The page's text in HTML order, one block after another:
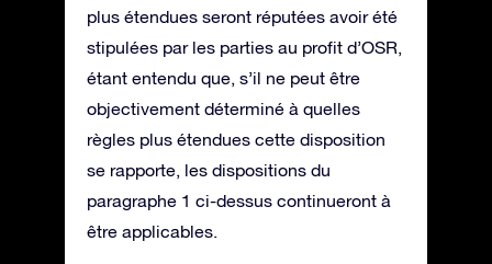
plus étendues seront réputées avoir été
stipulées par les parties au profit d’OSR,
étant entendu que, s’il ne peut être
objectivement déterminé à quelles
règles plus étendues cette disposition
se rapporte, les dispositions du
paragraphe 1 ci-dessus continueront à
être applicables.